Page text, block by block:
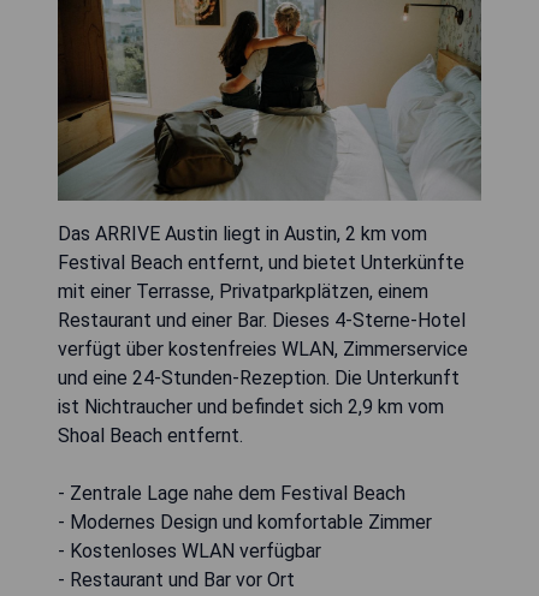
Das ARRIVE Austin liegt in Austin, 2 km vom
Festival Beach entfernt, und bietet Unterkünfte
mit einer Terrasse, Privatparkplätzen, einem
Restaurant und einer Bar. Dieses 4-Sterne-Hotel
verfügt über kostenfreies WLAN, Zimmerservice
und eine 24-Stunden-Rezeption. Die Unterkunft
ist Nichtraucher und befindet sich 2,9 km vom
Shoal Beach entfernt.
- Zentrale Lage nahe dem Festival Beach
- Modernes Design und komfortable Zimmer
- Kostenloses WLAN verfügbar
- Restaurant und Bar vor Ort